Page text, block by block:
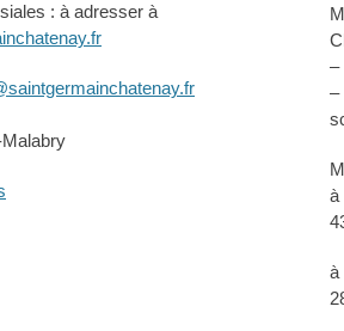
: à adresser à
–
–
à
à